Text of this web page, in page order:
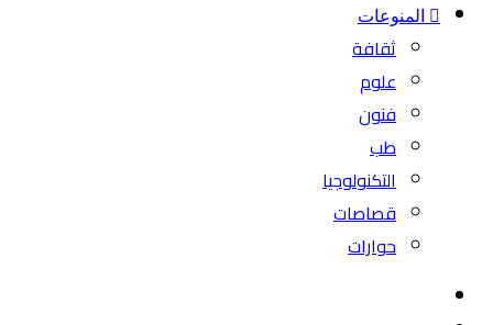
المنوعات
ثقافة
علوم
فنون
طب
التكنولوجيا
قصاصات
حوارات